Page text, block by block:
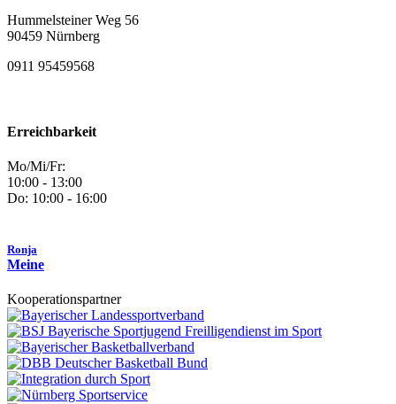
Hummelsteiner Weg 56
90459 Nürnberg
0911 95459568
Erreichbarkeit
Mo/Mi/Fr:
10:00 - 13:00
Do: 10:00 - 16:00
Ronja
Meine
Kooperationspartner